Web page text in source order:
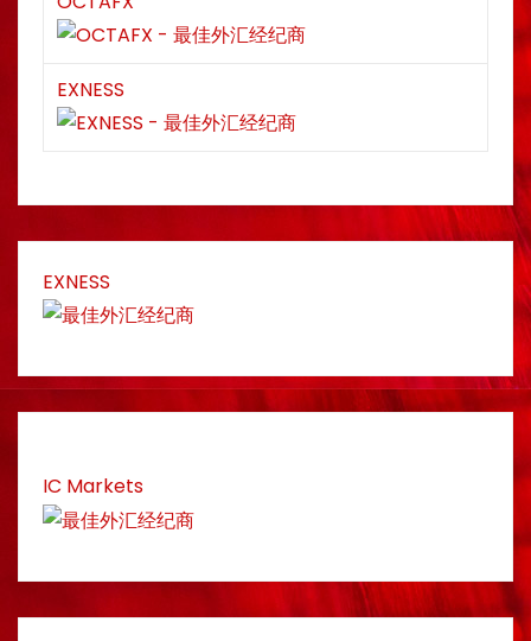
EXNESS
EXNESS
IC Markets